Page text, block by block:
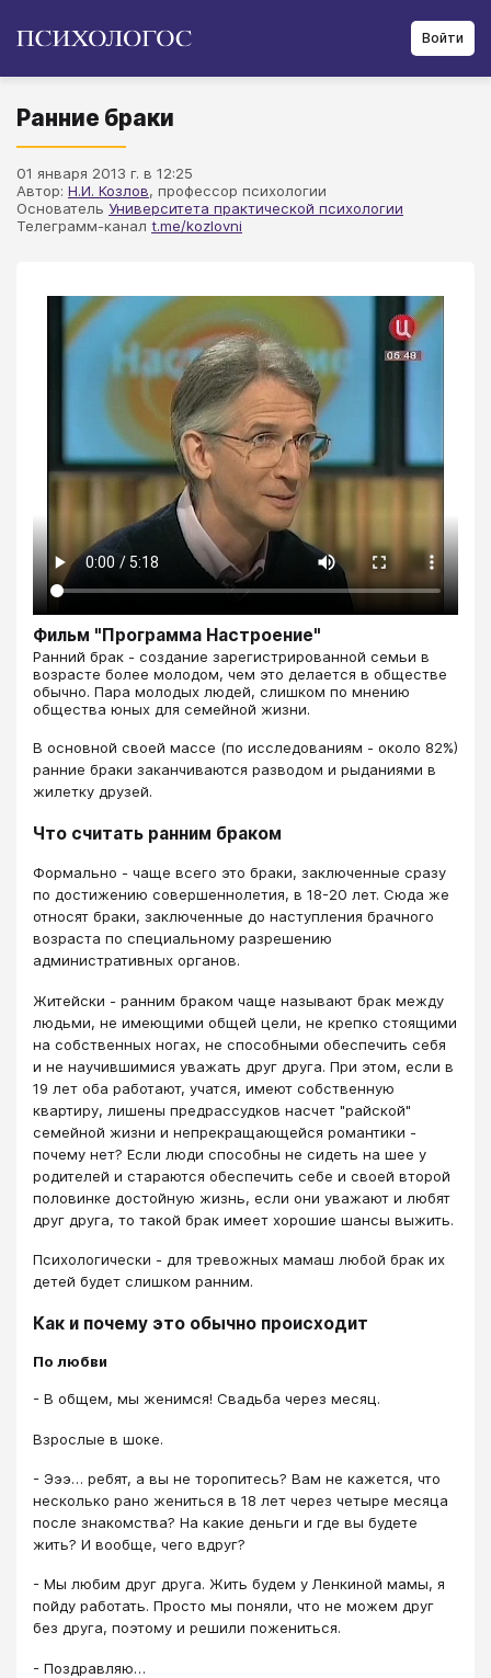
Войти
Ранние браки
01 января 2013 г. в 12:25
Автор: Н.И. Козлов, профессор психологии
Основатель Университета практической психологии
Телеграмм-канал t.me/kozlovni
Фильм "Программа Настроение"
​​​​​​​Ранний брак - создание зарегистрированной семьи в
возрасте более молодом, чем это делается в обществе
обычно. Пара молодых людей, слишком по мнению
общества юных для семейной жизни.
В основной своей массе (по исследованиям - около 82%)
ранние браки заканчиваются разводом и рыданиями в
жилетку друзей.
Что считать ранним браком
Формально - чаще всего это браки, заключенные сразу
по достижению совершеннолетия, в 18-20 лет. Сюда же
относят браки, заключенные до наступления брачного
возраста по специальному разрешению
административных органов.
Житейски - ранним браком чаще называют брак между
людьми, не имеющими общей цели, не крепко стоящими
на собственных ногах, не способными обеспечить себя
и не научившимися уважать друг друга. При этом, если в
19 лет оба работают, учатся, имеют собственную
квартиру, лишены предрассудков насчет "райской"
семейной жизни и непрекращающейся романтики -
почему нет? Если люди способны не сидеть на шее у
родителей и стараются обеспечить себе и своей второй
половинке достойную жизнь, если они уважают и любят
друг друга, то такой брак имеет хорошие шансы выжить.
Психологически - для тревожных мамаш любой брак их
детей будет слишком ранним.
Как и почему это обычно происходит
По любви
- В общем, мы женимся! Свадьба через месяц.
Взрослые в шоке.
- Эээ… ребят, а вы не торопитесь? Вам не кажется, что
несколько рано жениться в 18 лет через четыре месяца
после знакомства? На какие деньги и где вы будете
жить? И вообще, чего вдруг?
- Мы любим друг друга. Жить будем у Ленкиной мамы, я
пойду работать. Просто мы поняли, что не можем друг
без друга, поэтому и решили пожениться.
- Поздравляю…